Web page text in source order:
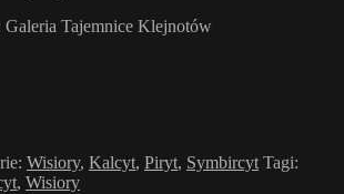
Tajemnice Klejnotów
Wisiory, Kalcyt, Piryt, Symbircyt Tagi:
, Wisiory